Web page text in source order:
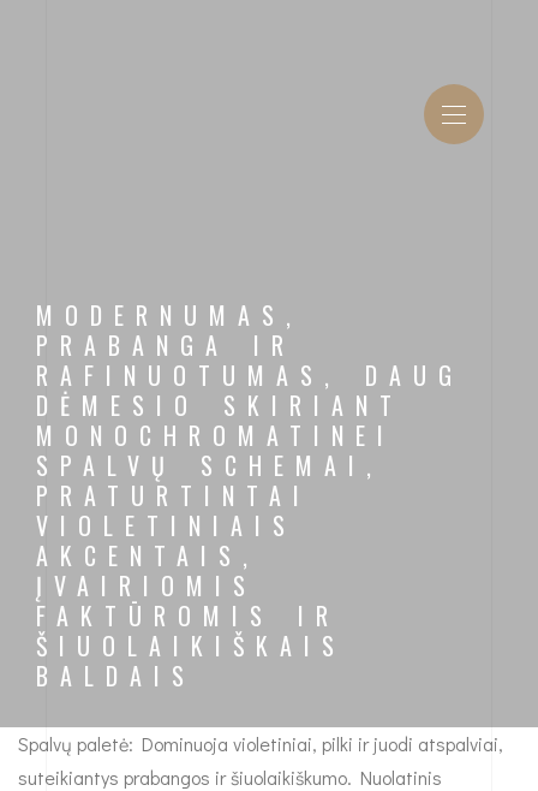
MODERNUMAS,
PRABANGA IR
RAFINUOTUMAS, DAUG
DĖMESIO SKIRIANT
MONOCHROMATINEI
SPALVŲ SCHEMAI,
PRATURTINTAI
VIOLETINIAIS
AKCENTAIS,
ĮVAIRIOMIS
FAKTŪROMIS IR
ŠIUOLAIKIŠKAIS
BALDAIS
Spalvų paletė: Dominuoja violetiniai, pilki ir juodi atspalviai,
suteikiantys prabangos ir šiuolaikiškumo. Nuolatinis